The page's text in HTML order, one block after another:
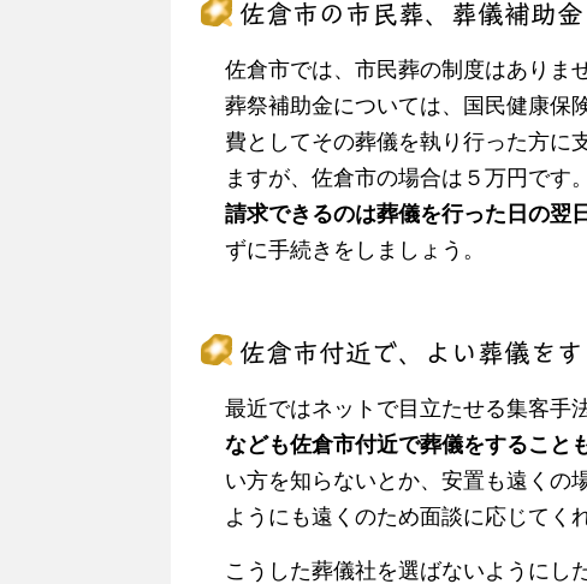
佐倉市の市民葬、葬儀補助
佐倉市では、市民葬の制度はありませ
葬祭補助金については、国民健康保
費としてその葬儀を執り行った方に
ますが、佐倉市の場合は５万円です。
請求できるのは葬儀を行った日の翌
ずに手続きをしましょう。
佐倉市付近で、よい葬儀を
最近ではネットで目立たせる集客手
なども佐倉市付近で葬儀をすること
い方を知らないとか、安置も遠くの
ようにも遠くのため面談に応じてく
こうした葬儀社を選ばないようにし